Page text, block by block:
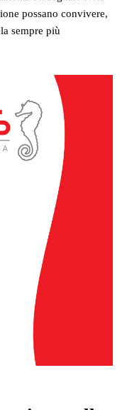
possano convivere,
sempre più